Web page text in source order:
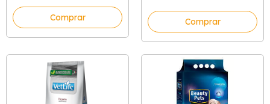
Comprar Comprar